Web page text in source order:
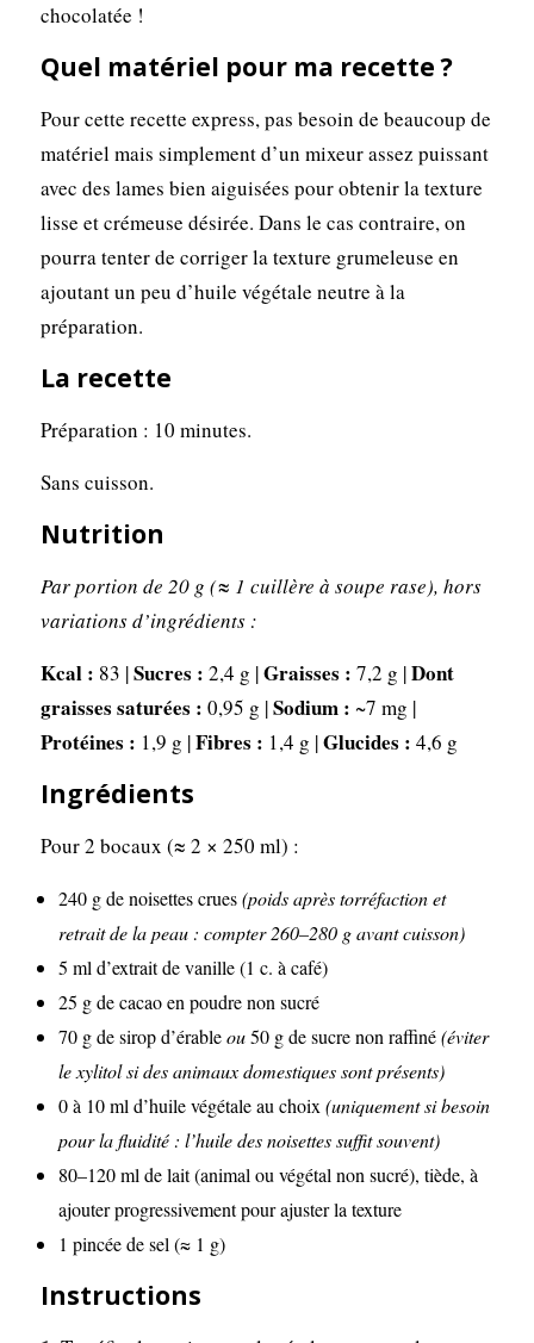
chocolatée !
Quel matériel pour ma recette ?
Pour cette recette express, pas besoin de beaucoup de
matériel mais simplement d’un mixeur assez puissant
avec des lames bien aiguisées pour obtenir la texture
lisse et crémeuse désirée. Dans le cas contraire, on
pourra tenter de corriger la texture grumeleuse en
ajoutant un peu d’huile végétale neutre à la
préparation.
La recette
Préparation : 10 minutes.
Sans cuisson.
Nutrition
Par portion de 20 g (≈ 1 cuillère à soupe rase), hors
variations d’ingrédients :
Kcal : 83 |Sucres : 2,4 g |Graisses : 7,2 g |Dont
graisses saturées : 0,95 g |Sodium : ~7 mg |
Protéines : 1,9 g |Fibres : 1,4 g |Glucides : 4,6 g
Ingrédients
Pour 2 bocaux (≈ 2 × 250 ml) :
240 g de noisettes crues(poids après torréfaction et
retrait de la peau : compter 260–280 g avant cuisson)
5 ml d’extrait de vanille (1 c. à café)
25 g de cacao en poudre non sucré
70 g de sirop d’érableou50 g de sucre non raffiné(éviter
le xylitol si des animaux domestiques sont présents)
0 à 10 ml d’huile végétale au choix(uniquement si besoin
pour la fluidité : l’huile des noisettes suffit souvent)
80–120 ml de lait (animal ou végétal non sucré), tiède, à
ajouter progressivement pour ajuster la texture
1 pincée de sel (≈ 1 g)
Instructions